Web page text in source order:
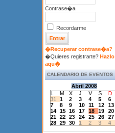
Contrase�a
Recordarme
�Recuperar contrase�a?
�Quieres registrarte? Hazlo
aqu�
CALENDARIO DE EVENTOS
Abril 2008
L
M X J V S
D
31
1 2 3 4 5
6
7
8 9 10 11 12
13
14
15 16 17 18 19
20
21
22 23 24 25 26
27
28
29 30 1 2 3 4